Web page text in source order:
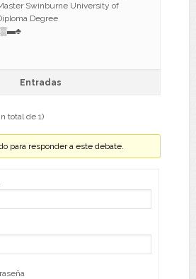
Swinburne University of
Degree
Entradas
total de 1)
para responder a este debate.